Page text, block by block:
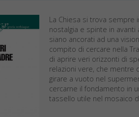
La Chiesa si trova
nostalgia e spinte in
siano ancorati ad una
compito di cercare nella
di aprire veri orizzonti di
relazioni vere, che mentre
girare a vuoto nel
cercarne il fondamento in
tassello utile nel mosaico